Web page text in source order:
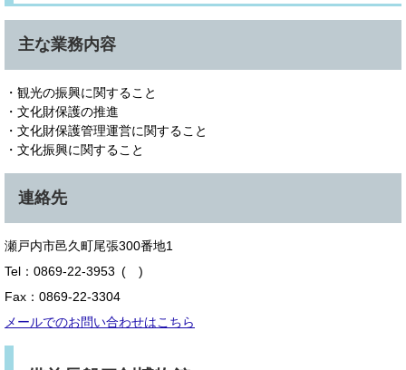
主な業務内容
・観光の振興に関すること
・文化財保護の推進
・文化財保護管理運営に関すること
・文化振興に関すること
連絡先
瀬戸内市邑久町尾張300番地1
Tel：0869-22-3953
Fax：0869-22-3304
メールでのお問い合わせはこちら